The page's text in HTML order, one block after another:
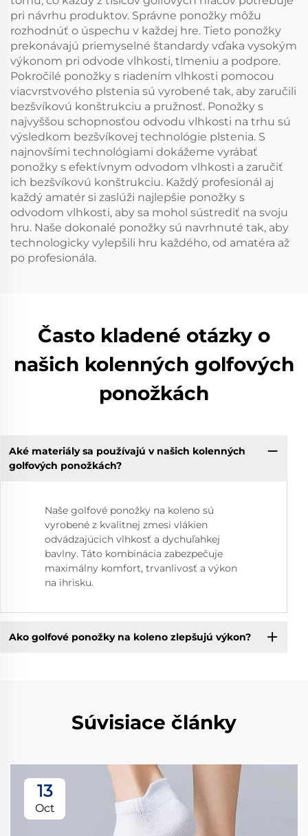
pri návrhu produktov. Správne ponožky môžu
rozhodnúť o úspechu v každej hre. Tieto ponožky
prekonávajú priemyselné štandardy vďaka vysokým
výkonom pri odvode vlhkosti, tlmeniu a podpore.
Pokročilé ponožky s riadením vlhkosti pomocou
viacvrstvového plstenia sú vyrobené tak, aby zaručili
bezšvíkovú konštrukciu a pružnosť. Ponožky s
najvyššou schopnosťou odvodu vlhkosti na trhu sú
výsledkom bezšvíkovej technológie plstenia. S
najnovšími technológiami dokážeme vyrábať
ponožky s efektívnym odvodom vlhkosti a zaručiť
ich bezšvíkovú konštrukciu. Každý profesionál aj
každý amatér si zaslúži najlepšie ponožky s
odvodom vlhkosti, aby sa mohol sústrediť na svoju
hru. Naše dokonalé ponožky sú navrhnuté tak, aby
technologicky vylepšili hru každého, od amatéra až
po profesionála.
Často kladené otázky o
našich kolenných golfových
ponožkách
Aké materiály sa používajú v našich kolenných
golfových ponožkách?
Naše golfové ponožky na koleno sú
vyrobené z kvalitnej zmesi vlákien
odvádzajúcich vlhkosť a dychuľahkej
bavlny. Táto kombinácia zabezpečuje
maximálny komfort, trvanlivosť a výkon
na ihrisku.
Ako golfové ponožky na koleno zlepšujú výkon?
Súvisiace články
13
Oct